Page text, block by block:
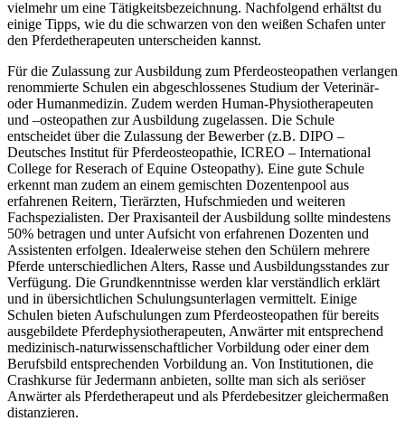
vielmehr um eine Tätigkeitsbezeichnung. Nachfolgend erhältst du
einige Tipps, wie du die schwarzen von den weißen Schafen unter
den Pferdetherapeuten unterscheiden kannst.
Für die Zulassung zur Ausbildung zum Pferdeosteopathen verlangen
renommierte Schulen ein abgeschlossenes Studium der Veterinär-
oder Humanmedizin. Zudem werden Human-Physiotherapeuten
und –osteopathen zur Ausbildung zugelassen. Die Schule
entscheidet über die Zulassung der Bewerber (z.B. DIPO –
Deutsches Institut für Pferdeosteopathie, ICREO – International
College for Reserach of Equine Osteopathy). Eine gute Schule
erkennt man zudem an einem gemischten Dozentenpool aus
erfahrenen Reitern, Tierärzten, Hufschmieden und weiteren
Fachspezialisten. Der Praxisanteil der Ausbildung sollte mindestens
50% betragen und unter Aufsicht von erfahrenen Dozenten und
Assistenten erfolgen. Idealerweise stehen den Schülern mehrere
Pferde unterschiedlichen Alters, Rasse und Ausbildungsstandes zur
Verfügung. Die Grundkenntnisse werden klar verständlich erklärt
und in übersichtlichen Schulungsunterlagen vermittelt. Einige
Schulen bieten Aufschulungen zum Pferdeosteopathen für bereits
ausgebildete Pferdephysiotherapeuten, Anwärter mit entsprechend
medizinisch-naturwissenschaftlicher Vorbildung oder einer dem
Berufsbild entsprechenden Vorbildung an. Von Institutionen, die
Crashkurse für Jedermann anbieten, sollte man sich als seriöser
Anwärter als Pferdetherapeut und als Pferdebesitzer gleichermaßen
distanzieren.